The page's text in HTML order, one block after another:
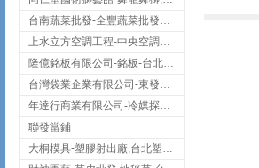
台南蔬菜批發-全豐蔬菜批發專送/台南蔬菜箱宅配到府
上水立方空調工程-中央空調規劃,台北中央空調規劃
隆億銘板有限公司-銘板-台北銘板-板橋銘板
台灣袋業企業有限公司-東發企業社/台中太空袋/太空包
年達行商業有限公司-冷媒探漏儀,壓力錶組,真空泵浦,台北冷凍空調材料
聯發當鋪
大桐模具-塑膠射出廠,台北塑膠射出廠